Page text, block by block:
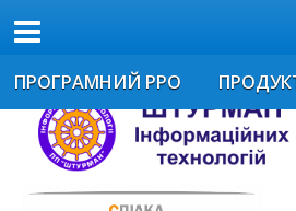
Розмір шрифта
ПРОГРАМНИЙ РРО